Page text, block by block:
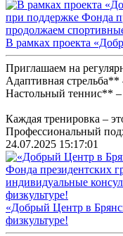
В рамках проекта
Приглашаем на
Адаптивная
Настольный теннис**
Каждая тренировка –
Профессиональный
24.07.2025 15:17:01
«Добрый Центр в
физкультуре!